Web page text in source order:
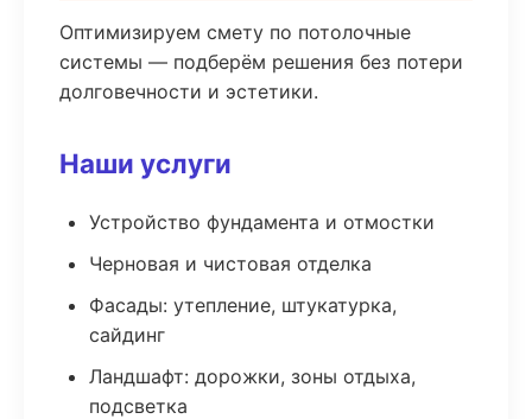
Оптимизируем смету по потолочные
системы — подберём решения без потери
долговечности и эстетики.
Наши услуги
Устройство фундамента и отмостки
Черновая и чистовая отделка
Фасады: утепление, штукатурка,
сайдинг
Ландшафт: дорожки, зоны отдыха,
подсветка